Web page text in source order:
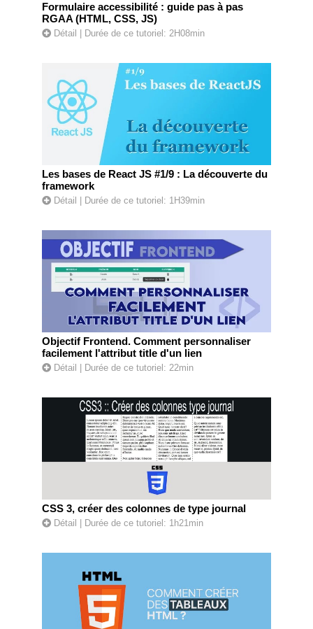
Formulaire accessibilité : guide pas à pas
RGAA (HTML, CSS, JS)
Détail | Durée de ce tutoriel: 2H08min
Les bases de React JS #1/9 : La découverte du
framework
Détail | Durée de ce tutoriel: 1H39min
Objectif Frontend. Comment personnaliser
facilement l'attribut title d'un lien
Détail | Durée de ce tutoriel: 22min
CSS 3, créer des colonnes de type journal
Détail | Durée de ce tutoriel: 1h21min